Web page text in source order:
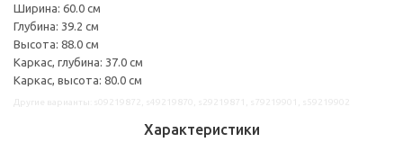
Ширина: 60.0 см
Глубина: 39.2 см
Высота: 88.0 см
Каркас, глубина: 37.0 см
Каркас, высота: 80.0 см
Характеристики